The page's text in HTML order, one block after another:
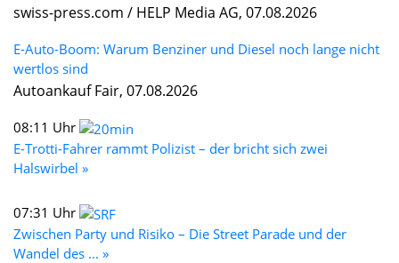
swiss-press.com / HELP Media AG, 07.08.2026
E-Auto-Boom: Warum Benziner und Diesel noch lange nicht
wertlos sind
Autoankauf Fair, 07.08.2026
08:11 Uhr
E-Trotti-Fahrer rammt Polizist – der bricht sich zwei
Halswirbel »
07:31 Uhr
Zwischen Party und Risiko – Die Street Parade und der
Wandel des ... »